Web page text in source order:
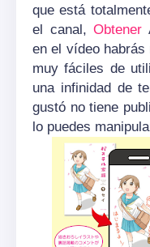
que está
el canal,Obtener
en el vídeo habrás
muy fáciles de
una infinidad de
gustó no tiene
lo puedes